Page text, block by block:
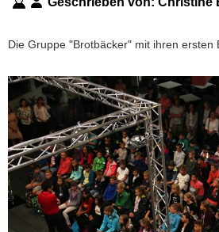
Die Gruppe "Brotbäcker" mit ihren ersten